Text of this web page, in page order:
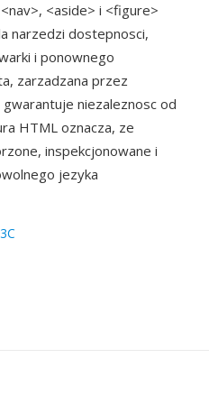
<aside> i <figure>
narzedzi dostepnosci,
i ponownego
zarzadzana przez
niezaleznosc od
HTML oznacza, ze
inspekcjonowane i
jezyka